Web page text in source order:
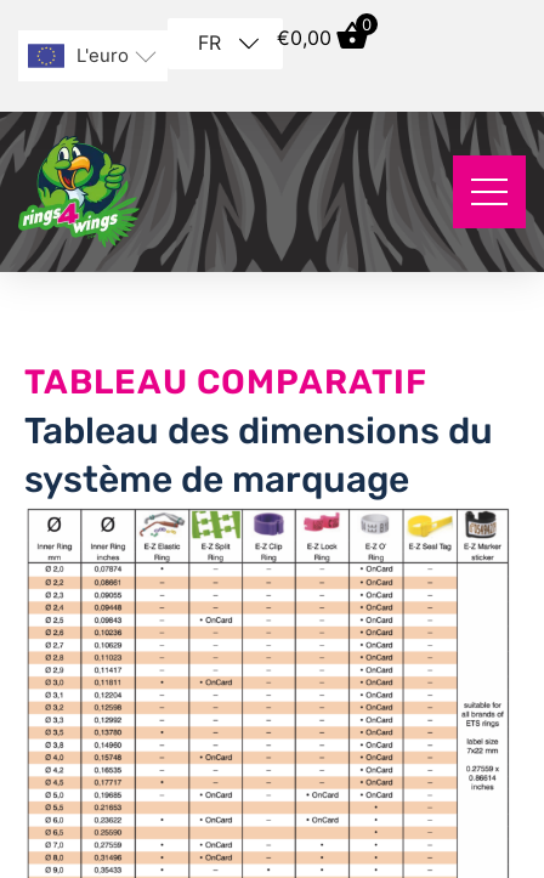
L'euro
FR €0,00
0
TABLEAU COMPARATIF
Tableau des dimensions du
système de marquage